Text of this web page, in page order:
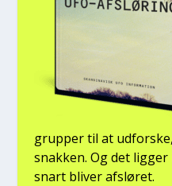
grup­per til at
snak­ken. Og det
snart bli­ver afslø­ret.